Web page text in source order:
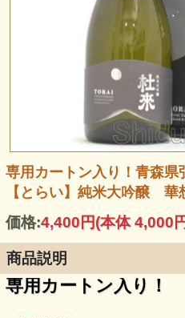
専用カートン入り！青森
【とらい】純米大吟醸
価格:4,400円(本体 4,000
商品説明
専用カートン入り！